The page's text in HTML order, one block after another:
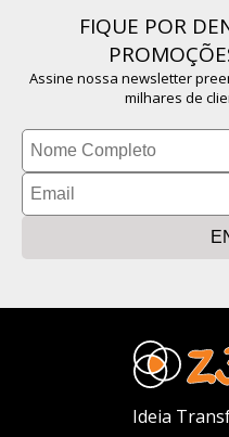
FIQUE POR
Assine nossa newsletter
milhares de
Ideia